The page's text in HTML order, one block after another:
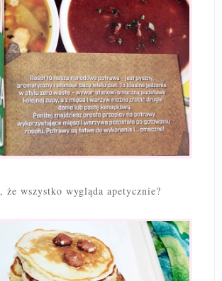
że wszystko wygląda apetycznie?